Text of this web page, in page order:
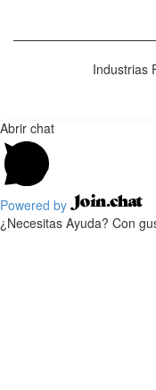
Industrias
Abrir chat
Powered by
¿Necesitas Ayuda? Con